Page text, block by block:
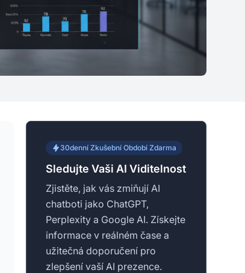
30denní Zkušební Období Zdarma
Sledujte Vaši AI Viditelnost
Zjistěte, jak vás zmiňují AI
chatboti jako ChatGPT,
Perplexity a Google AI. Získejte
informace v reálném čase a
užitečná doporučení pro
zlepšení vaší AI prezence.